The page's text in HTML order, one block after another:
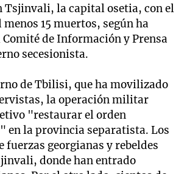
Tsjinvali, la capital osetia, con el
15 muertos, según ha
de Información y Prensa
secesionista.
de Tbilisi, que ha movilizado
la operación militar
"restaurar el orden
en la provincia separatista. Los
fuerzas georgianas y rebeldes
donde han entrado